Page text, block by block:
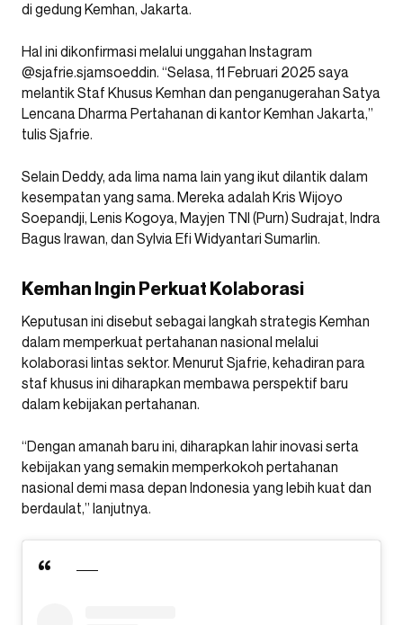
di gedung Kemhan, Jakarta.
Hal ini dikonfirmasi melalui unggahan Instagram
@sjafrie.sjamsoeddin. “Selasa, 11 Februari 2025 saya
melantik Staf Khusus Kemhan dan penganugerahan Satya
Lencana Dharma Pertahanan di kantor Kemhan Jakarta,”
tulis Sjafrie.
Selain Deddy, ada lima nama lain yang ikut dilantik dalam
kesempatan yang sama. Mereka adalah Kris Wijoyo
Soepandji, Lenis Kogoya, Mayjen TNI (Purn) Sudrajat, Indra
Bagus Irawan, dan Sylvia Efi Widyantari Sumarlin.
Kemhan Ingin Perkuat Kolaborasi
Keputusan ini disebut sebagai langkah strategis Kemhan
dalam memperkuat pertahanan nasional melalui
kolaborasi lintas sektor. Menurut Sjafrie, kehadiran para
staf khusus ini diharapkan membawa perspektif baru
dalam kebijakan pertahanan.
“Dengan amanah baru ini, diharapkan lahir inovasi serta
kebijakan yang semakin memperkokoh pertahanan
nasional demi masa depan Indonesia yang lebih kuat dan
berdaulat,” lanjutnya.